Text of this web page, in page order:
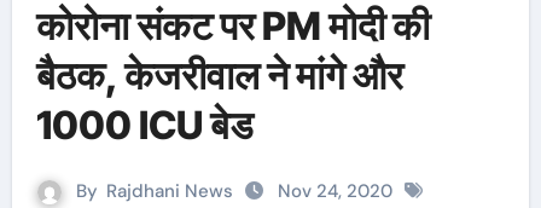
कोरोना संकट पर PM मोदी की
बैठक, केजरीवाल ने मांगे और
1000 ICU बेड
By Rajdhani News
Nov 24, 2020